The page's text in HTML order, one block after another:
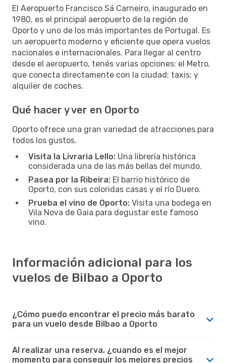
El Aeropuerto Francisco Sá Carneiro, inaugurado en
1980, es el principal aeropuerto de la región de
Oporto y uno de los más importantes de Portugal. Es
un aeropuerto moderno y eficiente que opera vuelos
nacionales e internacionales. Para llegar al centro
desde el aeropuerto, tenés varias opciones: el Metro,
que conecta directamente con la ciudad; taxis; y
alquiler de coches.
Qué hacer y ver en Oporto
Oporto ofrece una gran variedad de atracciones para
todos los gustos.
Visita la Livraria Lello: Una librería histórica
considerada una de las más bellas del mundo.
Pasea por la Ribeira: El barrio histórico de
Oporto, con sus coloridas casas y el río Duero.
Prueba el vino de Oporto: Visita una bodega en
Vila Nova de Gaia para degustar este famoso
vino.
Información adicional para los
vuelos de Bilbao a Oporto
¿Cómo puedo encontrar el precio más barato
para un vuelo desde Bilbao a Oporto
Al realizar una reserva, ¿cuando es el mejor
momento para conseguir los mejores precios